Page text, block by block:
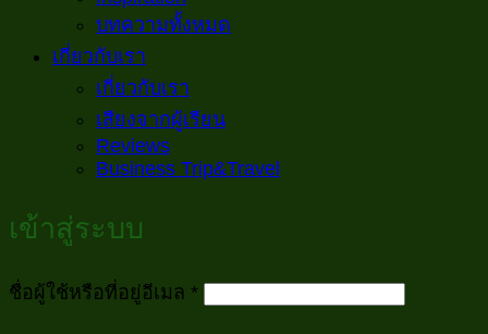
บทความทั้งหมด
เกี่ยวกับเรา
เกี่ยวกับเรา
เสียงจากผู้เรียน
Reviews
Business Trip&Travel
เข้าสู่ระบบ
ชื่อผู้ใช้หรือที่อยู่อีเมล *ต้องการ